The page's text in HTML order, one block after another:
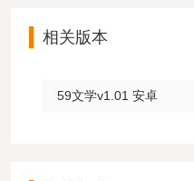
相关版本
59文学v1.01 安卓